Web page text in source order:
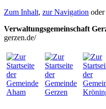
Zum Inhalt, zur Navigation oder
Verwaltungsgemeinschaft
gerzen.de/